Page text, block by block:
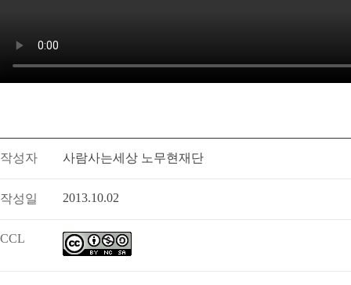
작성자 사람사는세상 노무현재단
작성일 2013.10.02
CCL